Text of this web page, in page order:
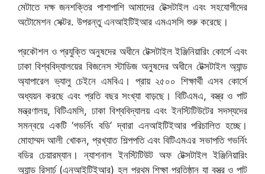
মেটাতে দক্ষ জনশক্তির পাশাপাশি আমাদের টেক্সটাইল এবং সহযোগীদের
অটোমেশন সেক্টর. উপরন্তু এনআইটিইআর এমএসসি শুরু করেছে।
প্রকৌশল ও প্রযুক্তি অনুষদের অধীনে টেক্সটাইল ইঞ্জিনিয়ারিং কোর্সে এবং
ঢাকা বিশ্ববিদ্যালয়ের বিজনেস স্টাডিজ অনুষদের অধীনে টেক্সটাইল অ্যান্ড
অ্যাপারেল ভ্যালু চেইনে এমবিএ। প্রায় ২৫০০ শিক্ষার্থী এসব কোর্সে
অধ্যয়ন করছে এবং প্রতি বছর সংখ্যা বাড়ছে। বিটিএমএ, বস্ত্র ও পাট
মন্ত্রণালয়, বিটিএমসি, ঢাকা বিশ্ববিদ্যালয় এবং ইনস্টিটিউটের সদস্যদের
সমন্বয়ে একটি ‘গভর্নিং বডি’ দ্বারা এনআইটিইআর পরিচালিত হচ্ছে।
মোহাম্মদ আলী খোকন, প্রখ্যাত শিল্পপতি এবং বিটিএমএর সভাপতি গভর্নিং
বডির চেয়ারম্যান। ন্যাশনাল ইনস্টিটিউট অফ টেক্সটাইল ইঞ্জিনিয়ারিং
অ্যান্ড রিসার্চ (এনআইটিইআর) হল প্রথম শিক্ষা প্রতিষ্ঠান যা বস্ত্র ও পাট